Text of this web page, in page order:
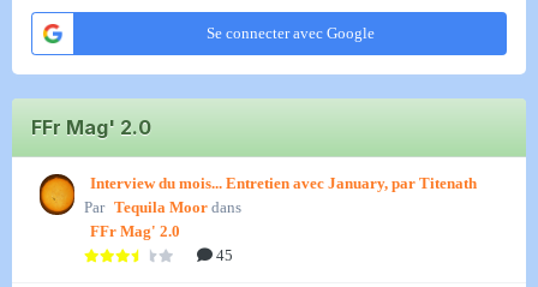
Se connecter avec Google
FFr Mag' 2.0
Interview du mois... Entretien avec January, par Titenath
Par Tequila Moor dans
FFr Mag' 2.0
45